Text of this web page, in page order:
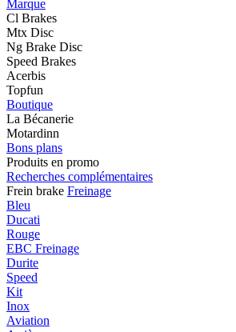
Marque
Cl Brakes
Mtx Disc
Ng Brake Disc
Speed Brakes
Acerbis
Topfun
Boutique
La Bécanerie
Motardinn
Bons plans
Produits en promo
Recherches complémentaires
Frein brake Freinage
Bleu
Ducati
Rouge
EBC Freinage
Durite
Speed
Kit
Inox
Aviation